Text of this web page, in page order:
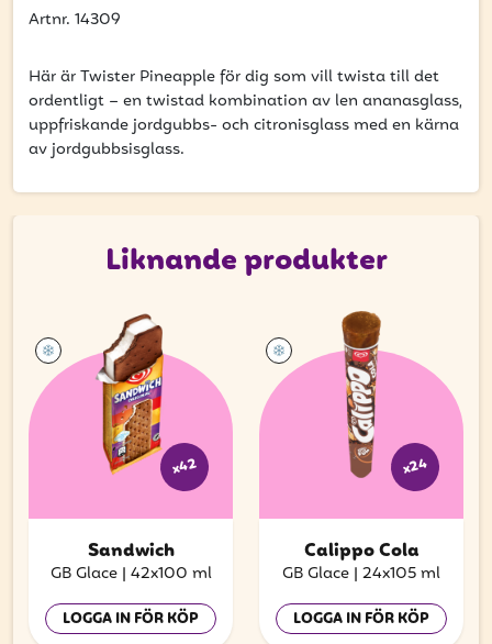
E-postadress
Artnr. 14309
Här är Twister Pineapple för dig som vill twista till det
ordentligt – en twistad kombination av len ananasglass,
uppfriskande jordgubbs- och citronisglass med en kärna
av jordgubbsisglass.
Liknande produkter
x42
Sandwich
GB Glace | 42x100 ml
LOGGA IN FÖR KÖP
x24
Calippo Cola
GB Glace | 24x105 ml
LOGGA IN FÖR KÖP